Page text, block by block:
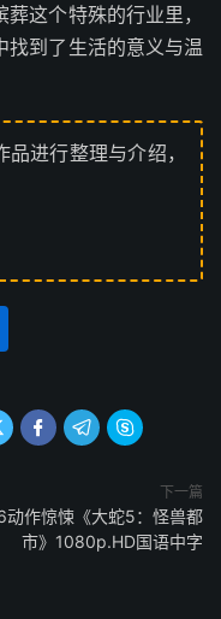
这个特殊的行业里，
找到了生活的意义与温
进行整理与介绍，
  
下一篇
动作惊悚《大蛇5：怪兽都
市》1080p.HD国语中字